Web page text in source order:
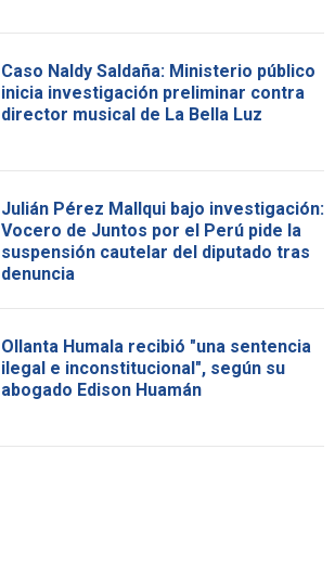
Caso Naldy Saldaña: Ministerio público
inicia investigación preliminar contra
director musical de La Bella Luz
Julián Pérez Mallqui bajo investigación:
Vocero de Juntos por el Perú pide la
suspensión cautelar del diputado tras
denuncia
Ollanta Humala recibió "una sentencia
ilegal e inconstitucional", según su
abogado Edison Huamán